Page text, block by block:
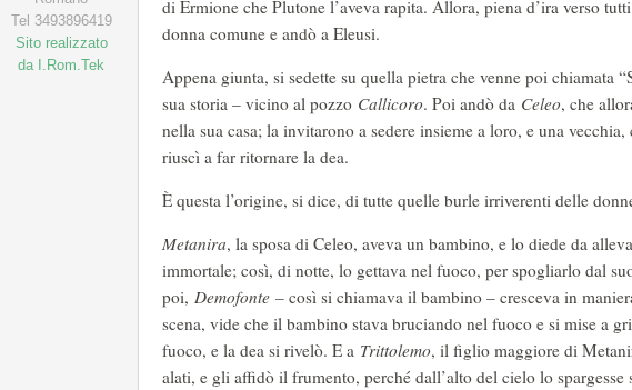
di Ermione che Plutone l’aveva rapita. Allora, piena d’ira verso
donna comune e andò a Eleusi.
Appena giunta, si sedette su quella pietra che venne poi chiamata
sua storia – vicino al pozzo Callicoro. Poi andò da Celeo, che
nella sua casa; la invitarono a sedere insieme a loro, e una
riuscì a far ritornare la dea.
È questa l’origine, si dice, di tutte quelle burle irriverenti delle
Metanira, la sposa di Celeo, aveva un bambino, e lo diede da
immortale; così, di notte, lo gettava nel fuoco, per spogliarlo dal
poi, Demofonte – così si chiamava il bambino – cresceva in
scena, vide che il bambino stava bruciando nel fuoco e si mise a
fuoco, e la dea si rivelò. E a Trittolemo, il figlio maggiore di
alati, e gli affidò il frumento, perché dall’alto del cielo lo spargesse
Tel 3493896419
Sito realizzato
da I.Rom.Tek